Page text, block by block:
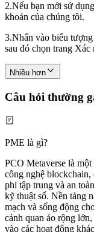
2.Nếu bạn mới sử
khoản của chúng tôi.
3.Nhấn vào biểu
sau đó chọn trang Xác
Nhiều hơn
Câu hỏi thường
PME là gì?
PCO Metaverse là
công nghệ
phi tập trung và an
kỹ thuật số. Nền tảng
mạch và sống động
cảnh quan ảo rộng
vào các hoạt động